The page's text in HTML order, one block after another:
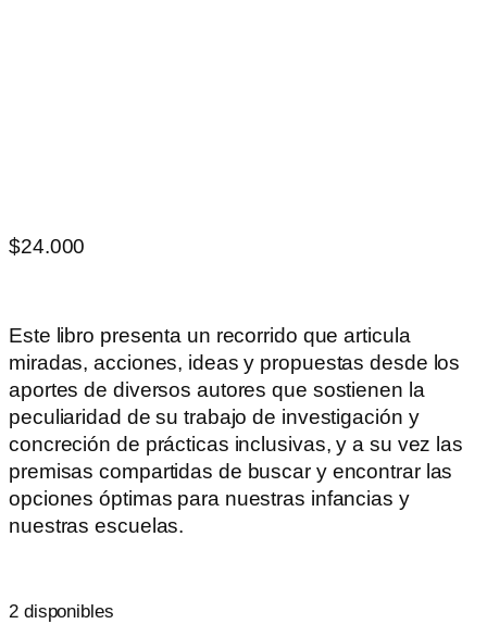
$24.000
Este libro presenta un recorrido que articula
miradas, acciones, ideas y propuestas desde los
aportes de diversos autores que sostienen la
peculiaridad de su trabajo de investigación y
concreción de prácticas inclusivas, y a su vez las
premisas compartidas de buscar y encontrar las
opciones óptimas para nuestras infancias y
nuestras escuelas.
2 disponibles